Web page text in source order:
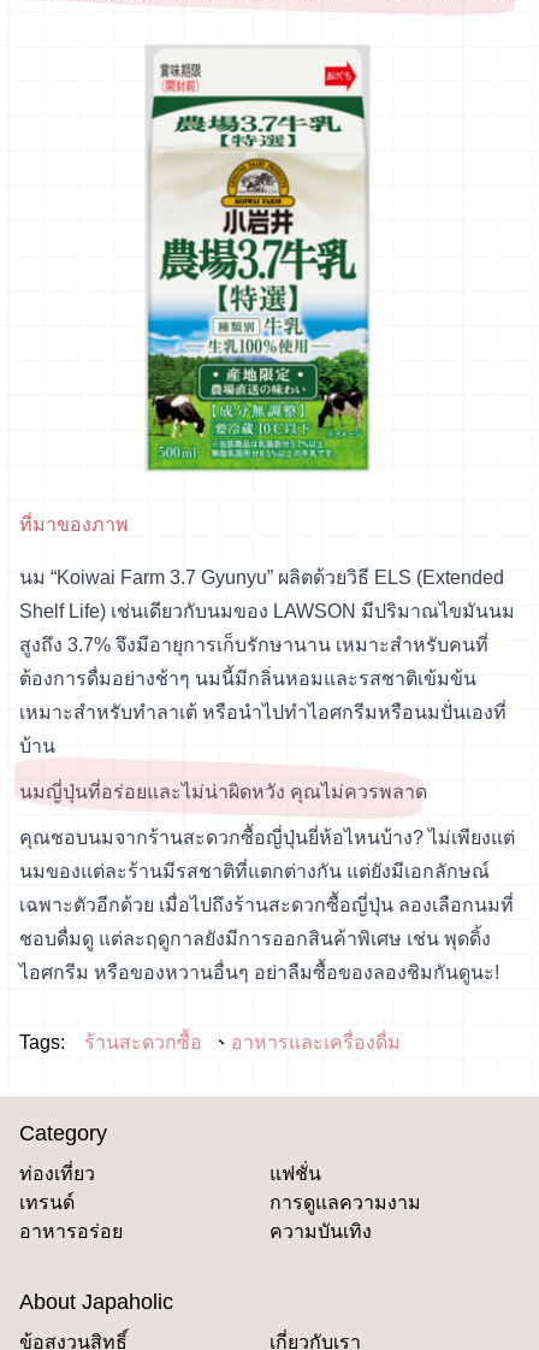
ที่มาของภาพ
นม “Koiwai Farm 3.7 Gyunyu” ผลิตด้วยวิธี ELS (Extended
Shelf Life) เช่นเดียวกับนมของ LAWSON มีปริมาณไขมันนม
สูงถึง 3.7% จึงมีอายุการเก็บรักษานาน เหมาะสำหรับคนที่
ต้องการดื่มอย่างช้าๆ นมนี้มีกลิ่นหอมและรสชาติเข้มข้น
เหมาะสำหรับทำลาเต้ หรือนำไปทำไอศกรีมหรือนมปั่นเองที่
บ้าน
นมญี่ปุ่นที่อร่อยและไม่น่าผิดหวัง คุณไม่ควรพลาด
คุณชอบนมจากร้านสะดวกซื้อญี่ปุ่นยี่ห้อไหนบ้าง? ไม่เพียงแต่
นมของแต่ละร้านมีรสชาติที่แตกต่างกัน แต่ยังมีเอกลักษณ์
เฉพาะตัวอีกด้วย เมื่อไปถึงร้านสะดวกซื้อญี่ปุ่น ลองเลือกนมที่
ชอบดื่มดู แต่ละฤดูกาลยังมีการออกสินค้าพิเศษ เช่น พุดดิ้ง
ไอศกรีม หรือของหวานอื่นๆ อย่าลืมซื้อของลองชิมกันดูนะ!
Tags: ร้านสะดวกซื้อ อาหารและเครื่องดื่ม
Category
ท่องเที่ยว
แฟชั่น
เทรนด์
การดูแลความงาม
อาหารอร่อย
ความบันเทิง
About Japaholic
ข้อสงวนสิทธิ์ เกี่ยวกับเรา